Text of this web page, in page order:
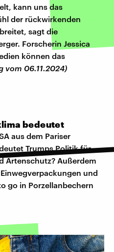
kann uns das
der rückwirkenden
sagt die
Forscherin Jessica
können das
vom 06.11.2024)
bedeutet
aus dem Pariser
Trumps Politik für
Artenschutz? Außerdem
und
go in Porzellanbechern